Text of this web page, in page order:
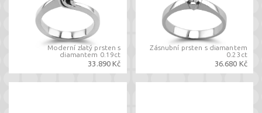
Moderní zlatý prsten s
diamantem 0.19ct
33.890 Kč
Zásnubní prsten s diamantem
0.23ct
36.680 Kč